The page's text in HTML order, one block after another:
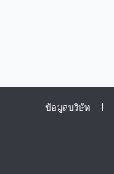
ข้อมูลบริษัท